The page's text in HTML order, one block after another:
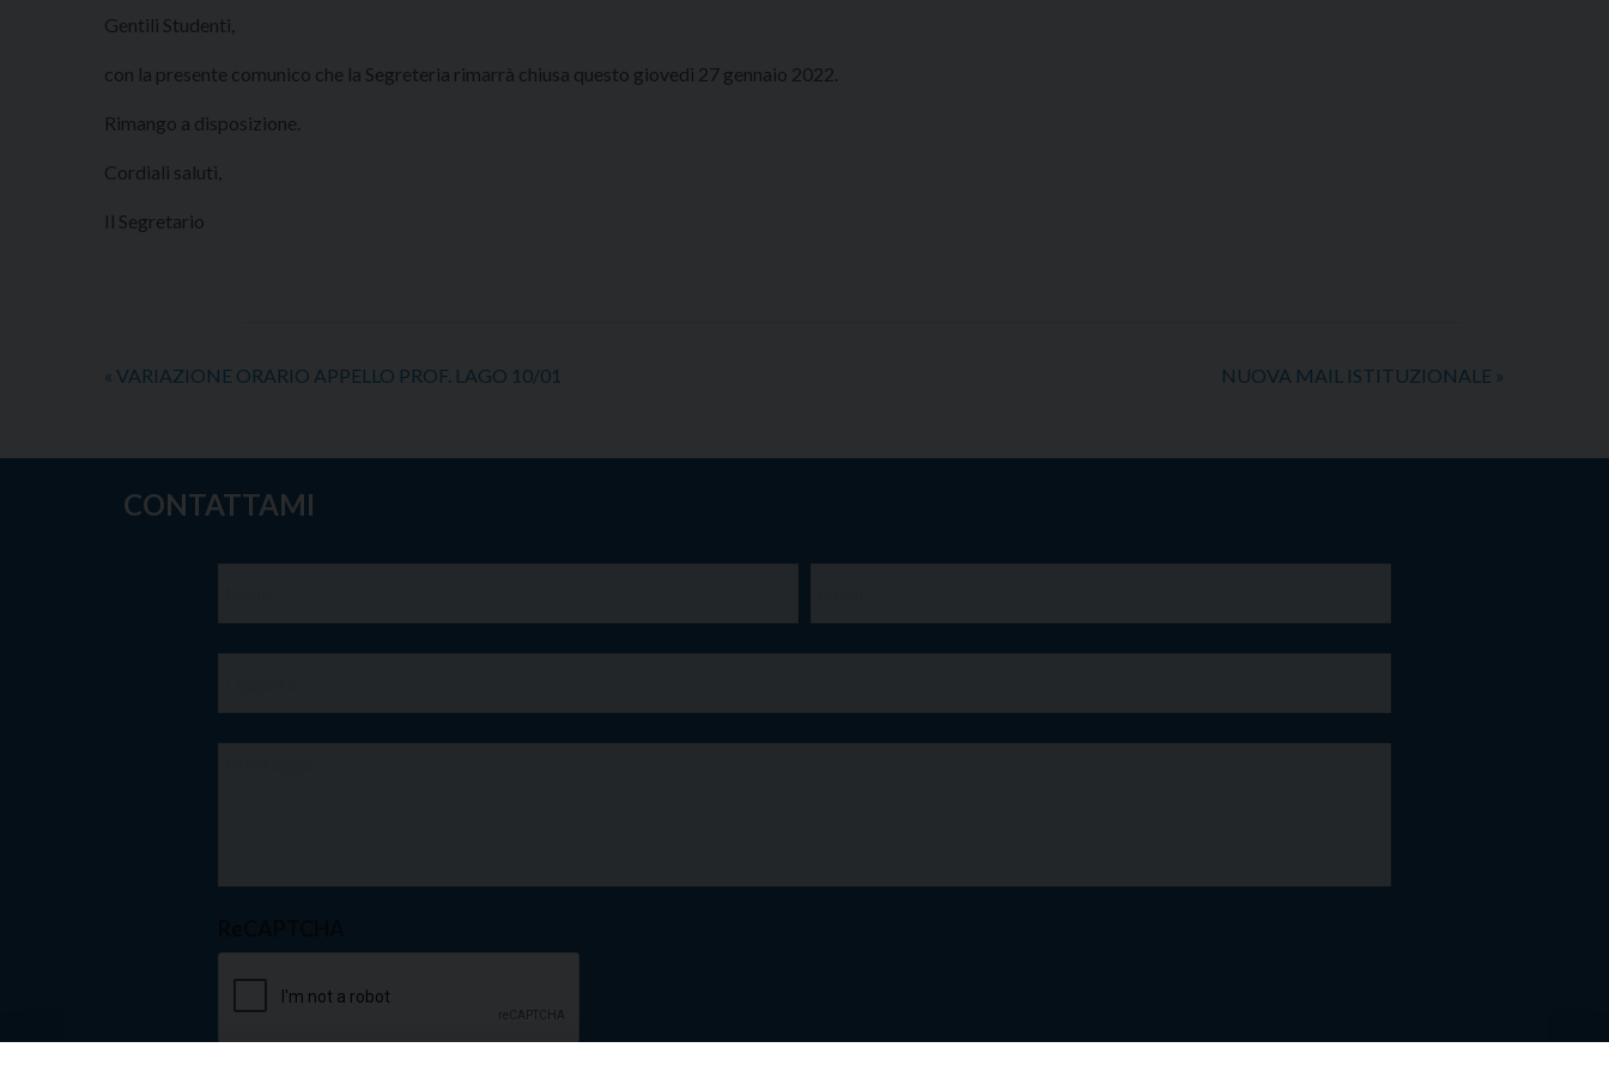
Gentili Studenti,
con la presente comunico che la Segreteria rimarrà chiusa questo giovedì 27 gennaio 2022.
Rimango a disposizione.
Cordiali saluti,
Il Segretario
« VARIAZIONE ORARIO APPELLO PROF. LAGO 10/01 NUOVA MAIL ISTITUZIONALE »
CONTATTAMI